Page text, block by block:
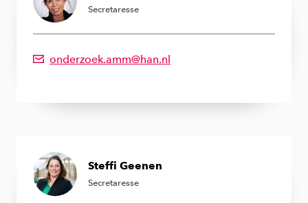
Secretaresse
onderzoek.amm@han.nl
Emailadres van Sandra Donker
Steffi Geenen
Secretaresse